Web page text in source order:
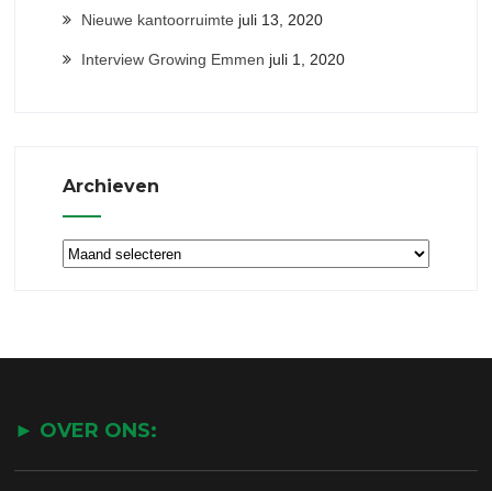
Nieuwe kantoorruimte juli 13, 2020
Interview Growing Emmen juli 1, 2020
Archieven
Archieven
► OVER ONS: